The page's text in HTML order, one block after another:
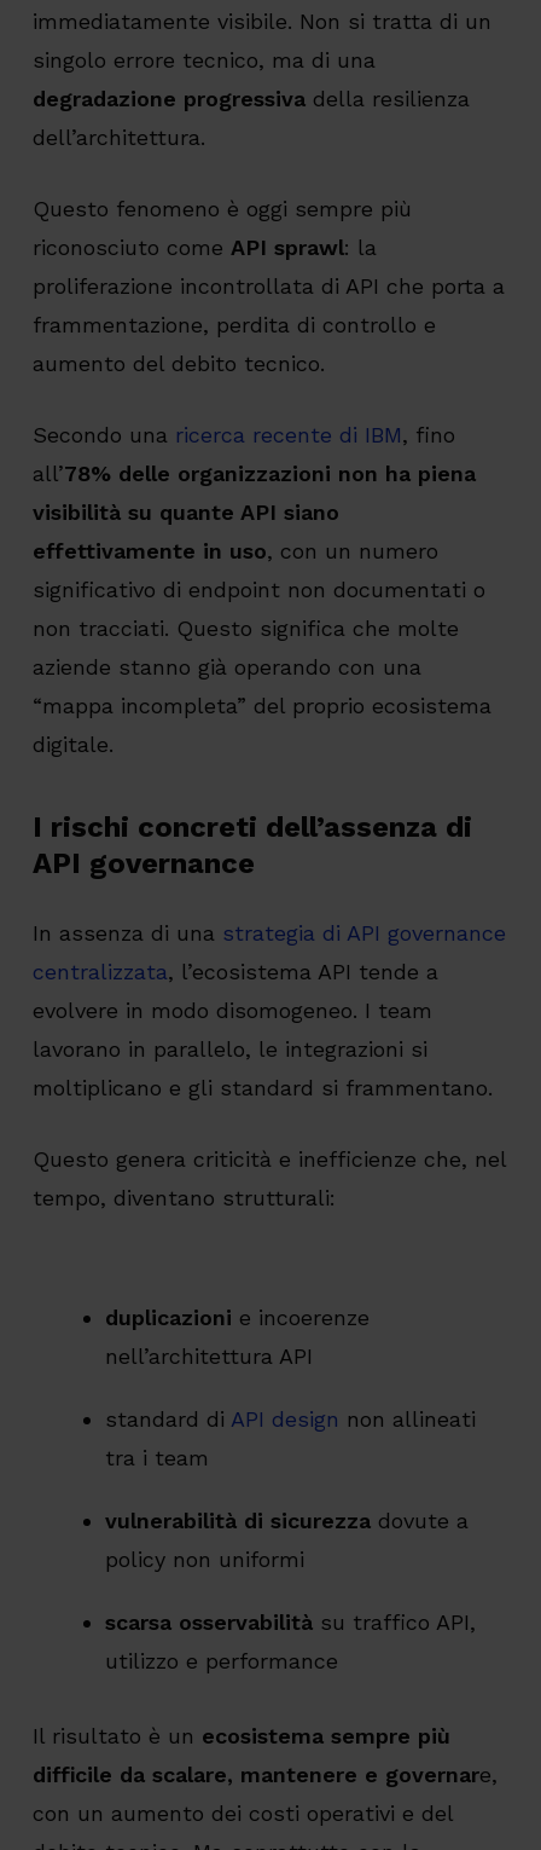
immediatamente visibile. Non si tratta di un
singolo errore tecnico, ma di una
degradazione progressivadella resilienza
dell’architettura.
Questo fenomeno è oggi sempre più
riconosciuto come API sprawl: la
proliferazione incontrollata di API che porta a
frammentazione, perdita di controllo e
aumento del debito tecnico.
Secondo una ricerca recente di IBM, fino
all’78% delle organizzazioni non ha piena
visibilità su quante API siano
effettivamente in uso, con un numero
significativo di endpoint non documentati o
non tracciati. Questo significa che molte
aziende stanno già operando con una
“mappa incompleta” del proprio ecosistema
digitale.
I rischi concreti dell’assenza di
API governance
In assenza di una strategia di API governance
centralizzata, l’ecosistema API tende a
evolvere in modo disomogeneo. I team
lavorano in parallelo, le integrazioni si
moltiplicano e gli standard si frammentano.
Questo genera criticità e inefficienze che, nel
tempo, diventano strutturali:
duplicazioni e incoerenze
nell’architettura API
standard di API design non allineati
tra i team
vulnerabilità di sicurezzadovute a
policy non uniformi
scarsa osservabilità su traffico API,
utilizzo e performance
Il risultato è un ecosistema sempre più
difficile da scalare, mantenere e governare,
con un aumento dei costi operativi e del